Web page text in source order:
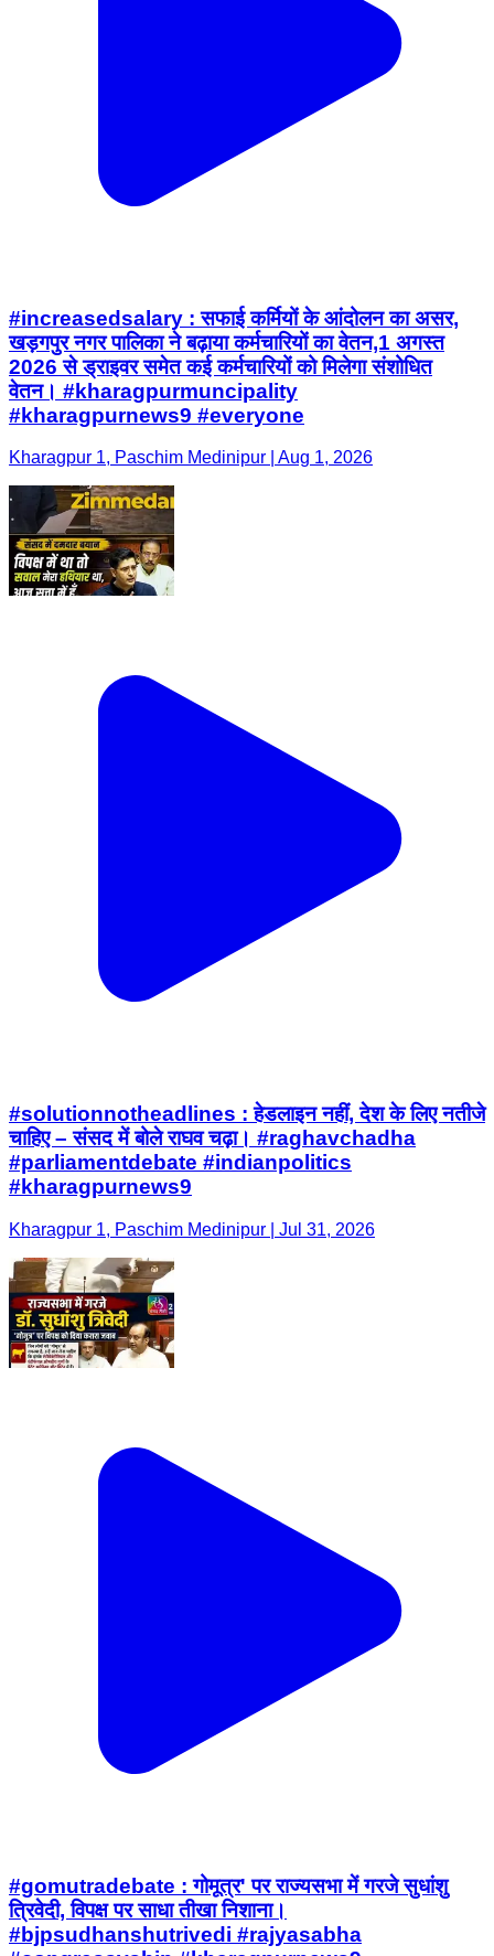
#increasedsalary : सफाई कर्मियों के आंदोलन का असर,
खड़गपुर नगर पालिका ने बढ़ाया कर्मचारियों का वेतन,1 अगस्त
2026 से ड्राइवर समेत कई कर्मचारियों को मिलेगा संशोधित
वेतन। #kharagpurmuncipality
#kharagpurnews9 #everyone
Kharagpur 1, Paschim Medinipur | Aug 1, 2026
#solutionnotheadlines : हेडलाइन नहीं, देश के लिए नतीजे
चाहिए – संसद में बोले राघव चढ़ा। #raghavchadha
#parliamentdebate #indianpolitics
#kharagpurnews9
Kharagpur 1, Paschim Medinipur | Jul 31, 2026
#gomutradebate : गोमूत्र' पर राज्यसभा में गरजे सुधांशु
त्रिवेदी, विपक्ष पर साधा तीखा निशाना।
#bjpsudhanshutrivedi #rajyasabha